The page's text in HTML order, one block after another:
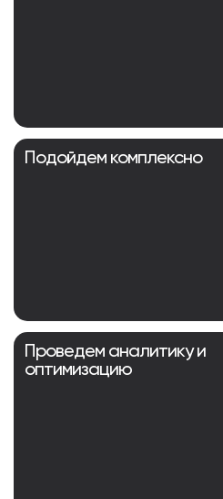
Подойдем комплексно
Проведем аналитику и
оптимизацию